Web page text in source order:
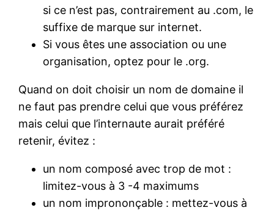
si ce n’est pas, contrairement au .com, le
suffixe de marque sur internet.
Si vous êtes une association ou une
organisation, optez pour le .org.
Quand on doit choisir un nom de domaine il
ne faut pas prendre celui que vous préférez
mais celui que l’internaute aurait préféré
retenir, évitez :
un nom composé avec trop de mot :
limitez-vous à 3 -4 maximums
un nom imprononçable : mettez-vous à